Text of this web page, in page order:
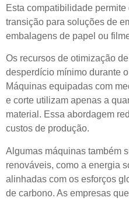
Esta compatibilidade
transição para soluções de
embalagens de papel ou
Os recursos de otimização
desperdício mínimo durante
Máquinas equipadas com
e corte utilizam apenas a
material. Essa abordagem
custos de produção.
Algumas máquinas também
renováveis, como a energia
alinhadas com os esforços
de carbono. As empresas